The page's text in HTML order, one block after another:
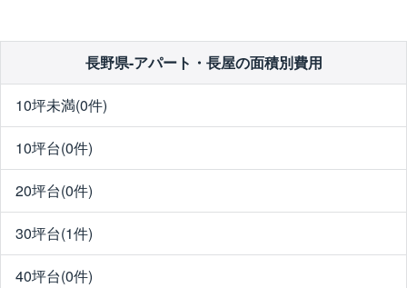
長野県-アパート・長屋の面積別費用
10坪未満(0件)
10坪台(0件)
20坪台(0件)
30坪台(1件)
40坪台(0件)